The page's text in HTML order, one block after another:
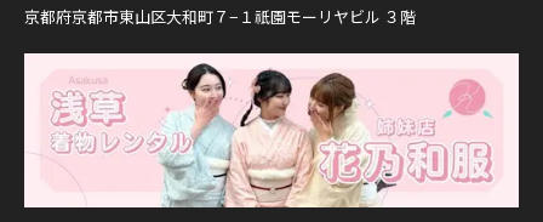
京都府京都市東山区大和町７−１祇園モーリヤビル ３階